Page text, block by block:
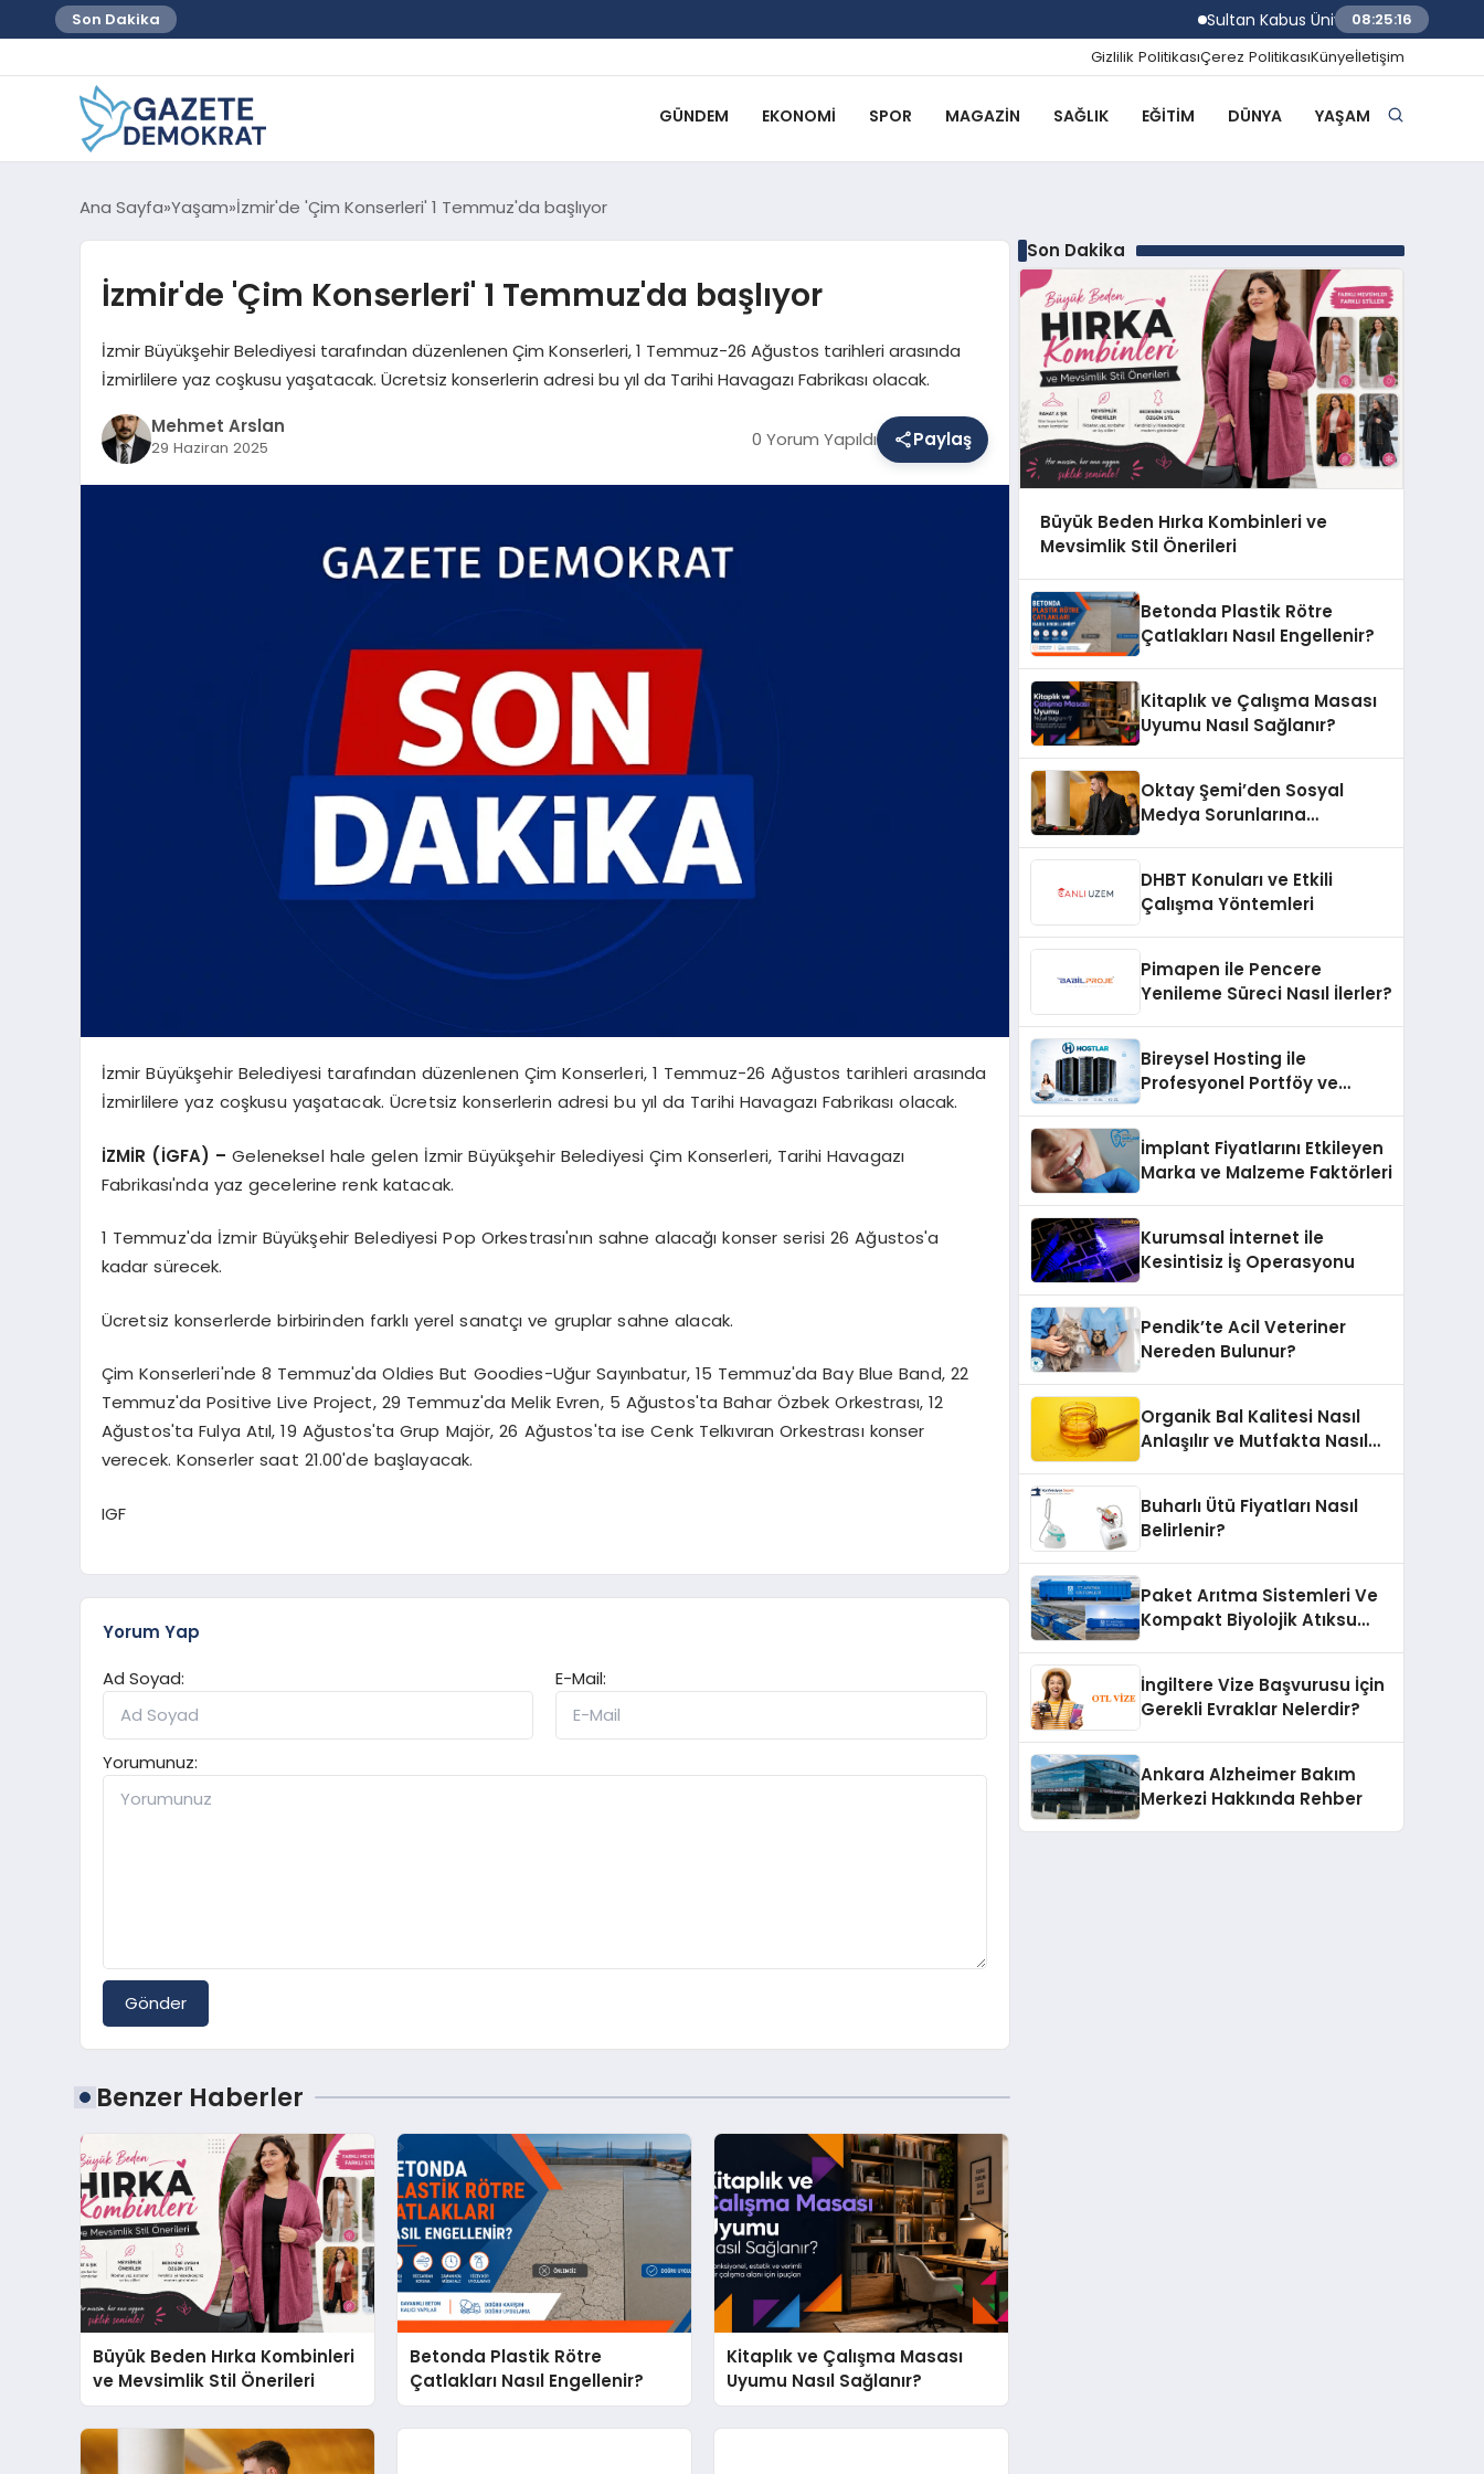
Son Dakika Sultan Kabus Üniversitesi Afaq Programı
08:25:17
Gizlilik PolitikasıÇerez PolitikasıKünyeİletişim
GÜNDEM EKONOMI SPOR MAGAZIN SAĞLIK EĞITIM DÜNYA YAŞAM
Ana Sayfa Yaşam İzmir'de 'Çim Konserleri' 1 Temmuz'da başlıyor
İzmir'de 'Çim Konserleri' 1 Temmuz'da başlıyor
İzmir Büyükşehir Belediyesi tarafından düzenlenen Çim Konserleri, 1 Temmuz-26 Ağustos tarihleri arasında
İzmirlilere yaz coşkusu yaşatacak. Ücretsiz konserlerin adresi bu yıl da Tarihi Havagazı Fabrikası olacak.
Mehmet Arslan
29 Haziran 2025 0 Yorum Yapıldı Paylaş
İzmir Büyükşehir Belediyesi tarafından düzenlenen Çim Konserleri, 1 Temmuz-26 Ağustos tarihleri arasında
İzmirlilere yaz coşkusu yaşatacak. Ücretsiz konserlerin adresi bu yıl da Tarihi Havagazı Fabrikası olacak.
İZMİR (İGFA) –Geleneksel hale gelen İzmir Büyükşehir Belediyesi Çim Konserleri, Tarihi Havagazı
Fabrikası'nda yaz gecelerine renk katacak.
1 Temmuz'da İzmir Büyükşehir Belediyesi Pop Orkestrası'nın sahne alacağı konser serisi 26 Ağustos'a
kadar sürecek.
Ücretsiz konserlerde birbirinden farklı yerel sanatçı ve gruplar sahne alacak.
Çim Konserleri'nde 8 Temmuz'da Oldies But Goodies-Uğur Sayınbatur, 15 Temmuz'da Bay Blue Band, 22
Temmuz'da Positive Live Project, 29 Temmuz'da Melik Evren, 5 Ağustos'ta Bahar Özbek Orkestrası, 12
Ağustos'ta Fulya Atıl, 19 Ağustos'ta Grup Majör, 26 Ağustos'ta ise Cenk Telkıvıran Orkestrası konser
verecek. Konserler saat 21.00'de başlayacak.
IGF
Yorum Yap
Ad Soyad:
E-Mail:
Yorumunuz:
Gönder
Benzer Haberler
Büyük Beden Hırka Kombinleri
ve Mevsimlik Stil Önerileri
Betonda Plastik Rötre
Çatlakları Nasıl Engellenir?
Kitaplık ve Çalışma Masası
Uyumu Nasıl Sağlanır?
Son Dakika
Büyük Beden Hırka Kombinleri ve
Mevsimlik Stil Önerileri
Betonda Plastik Rötre
Çatlakları Nasıl Engellenir?
Kitaplık ve Çalışma Masası
Uyumu Nasıl Sağlanır?
Oktay Şemi’den Sosyal
Medya Sorunlarına
DHBT Konuları ve Etkili
Çalışma Yöntemleri
Pimapen ile Pencere
Yenileme Süreci Nasıl İlerler?
Bireysel Hosting ile
Profesyonel Portföy ve
İmplant Fiyatlarını Etkileyen
Marka ve Malzeme Faktörleri
Kurumsal İnternet ile
Kesintisiz İş Operasyonu
Pendik’te Acil Veteriner
Nereden Bulunur?
Organik Bal Kalitesi Nasıl
Anlaşılır ve Mutfakta Nasıl
Buharlı Ütü Fiyatları Nasıl
Belirlenir?
Paket Arıtma Sistemleri Ve
Kompakt Biyolojik Atıksu
İngiltere Vize Başvurusu İçin
Gerekli Evraklar Nelerdir?
Ankara Alzheimer Bakım
Merkezi Hakkında Rehber